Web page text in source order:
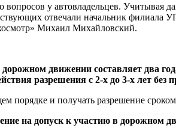
вопросов у автовладельцев. Учитывая
отвечали начальник филиала
Михаил Михайловский.
движении составляет два
разрешения с 2-х до 3-х лет без
порядке и получать разрешение
на допуск к участию в дорожном